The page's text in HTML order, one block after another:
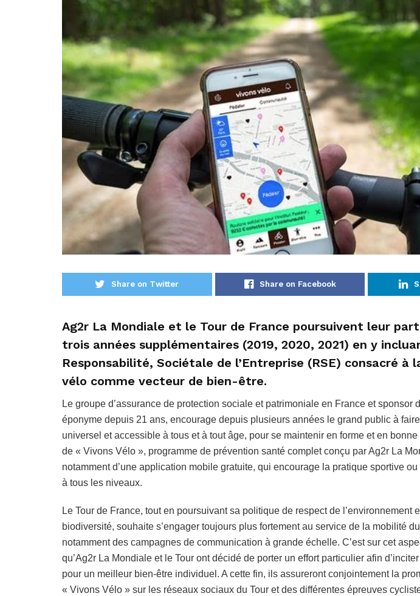
Share on Twitter Share on Facebook
Ag2r La Mondiale et le Tour de France poursuivent leur
trois années supplémentaires (2019, 2020, 2021) en y
Responsabilité, Sociétale de l’Entreprise (RSE) consacré à
vélo comme vecteur de bien-être.
Le groupe d’assurance de protection sociale et patrimoniale en France et sponsor
éponyme depuis 21 ans, encourage depuis plusieurs années le grand public à
universel et accessible à tous et à tout âge, pour se maintenir en forme et en bonne
de « Vivons Vélo », programme de prévention santé complet conçu par Ag2r La
notamment d’une application mobile gratuite, qui encourage la pratique sportive
à tous les niveaux.
Le Tour de France, tout en poursuivant sa politique de respect de l’environnement
biodiversité, souhaite s’engager toujours plus fortement au service de la mobilité
notamment des campagnes de communication à grande échelle. C’est sur cet
qu’Ag2r La Mondiale et le Tour ont décidé de porter un effort particulier afin
pour un meilleur bien-être individuel. A cette fin, ils assureront conjointement la
« Vivons Vélo » sur les réseaux sociaux du Tour et des différentes épreuves